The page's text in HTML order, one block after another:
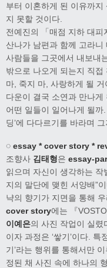
부터 이혼하게 된 이유까
지 못할 것이다.
전예진의 「매점 지하 대
산나가 남편과 함께 고라
사람들을 그곳에서 내보내
밖으로 나오게 되는지 직
마, 죽지 마, 사랑하게 될
다운이 결국 소연과 만나
어떤 일들이 일어나게 될까
딩’에 다다르기를 바라며
◌ essay * cover story *
조향사 김태형은 essay-
읽으며 자신이 생각하는 작
지의 말단에 맺힌 서양배”
냑의 향기가 지면을 통해
cover story에는 『
이예은의 사진 작업이 실렸
이자 과정은 ‘쌓기’이다.
기’라는 행위를 통해서만
정된 채 사진 속에 하나의